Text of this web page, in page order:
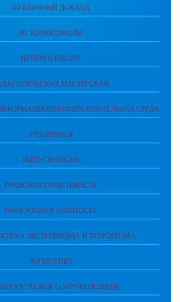
ПУБЛИЧНЫЙ ДОКЛАД
ИСТОРИЯ ШКОЛЫ
ПРИЕМ В ШКОЛУ
МАСТЕРСКАЯ
ОБРАЗОВАТЕЛЬНАЯ СРЕДА
УЧАЩИМСЯ
ВЫПУСКНИКАМ
ПРАВОВАЯ ГРАМОТНОСТЬ
ВНЕУРОЧНАЯ ЗАНЯТОСТЬ
ЭКСТРЕМИЗМА И ТЕРРОРИЗМА
ЛОГОПУНКТ
СОПРОВОЖДЕНИЕ